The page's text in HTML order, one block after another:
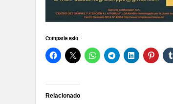
Comparte esto:
Relacionado